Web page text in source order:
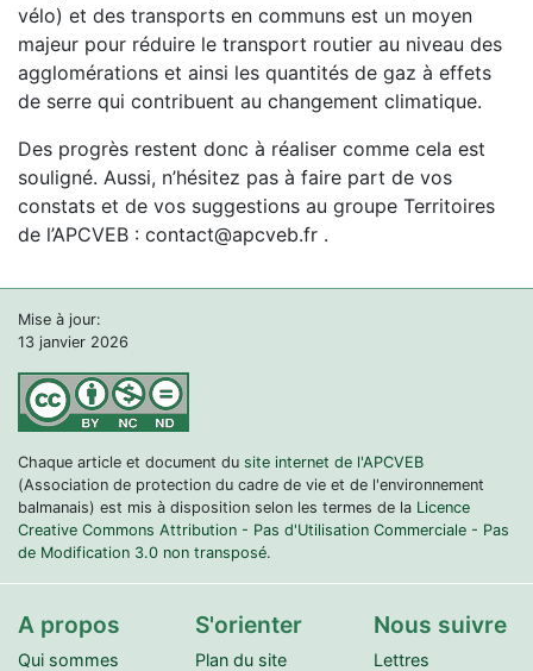
vélo) et des transports en communs est un moyen
majeur pour réduire le transport routier au niveau des
agglomérations et ainsi les quantités de gaz à effets
de serre qui contribuent au changement climatique.
Des progrès restent donc à réaliser comme cela est
souligné. Aussi, n’hésitez pas à faire part de vos
constats et de vos suggestions au groupe Territoires
de l’APCVEB : contact@apcveb.fr .
Mise à jour:
13 janvier 2026
Chaque article et document du site internet de l'APCVEB
(Association de protection du cadre de vie et de l'environnement
balmanais) est mis à disposition selon les termes de la Licence
Creative Commons Attribution - Pas d'Utilisation Commerciale - Pas
de Modification 3.0 non transposé.
A propos
Qui sommes
S'orienter
Plan du site
Nous suivre
Lettres